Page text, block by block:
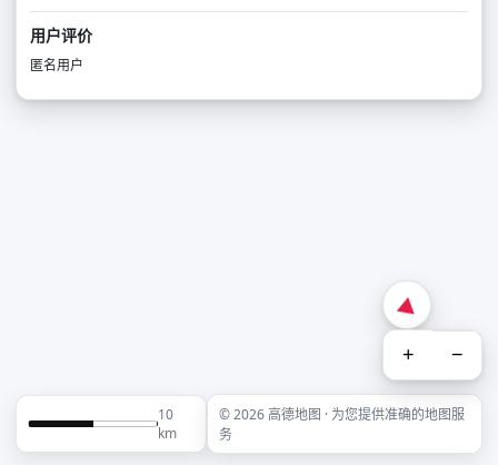
用户评价
匿名用户
+ −
10
km
© 2026 高德地图 · 为您提供准确的地图服
务